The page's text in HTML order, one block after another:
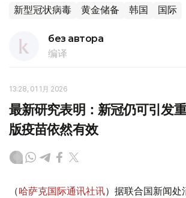
新型冠状病毒 黄金储备 韩国 国际
без автора
编译
13:28, 01 1月 2026
最新研究表明：新冠仍可引发
版疫苗依然有效
（哈萨克国际通讯社讯）据联合国新闻